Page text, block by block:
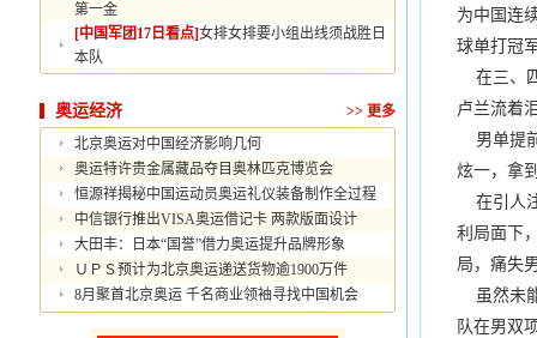
第一金
[中国军团17日看点]女排女排要小组出线须战胜日
本队
奥运经济 >> 更多
北京奥运对中国经济影响几何
奥运特许贵金属藏品夺目奥林匹克博览会
恒源祥揭秘中国运动员奥运礼仪装备制作全过程
中信银行推出VISA奥运借记卡 两款版面设计
大田丰：日本“国誉”借力奥运提升品牌形象
ＵＰＳ预计为北京奥运递送货物逾1900万件
8月聚首北京奥运 千名商业领袖寻找中国机会
为中国连
球单打冠
在三、
卢兰流着
男单提
炫一，拿
在引人
利局面下
局，痛失
虽然未
队在男双